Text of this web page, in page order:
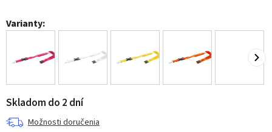
Varianty:
Skladom do 2 dní
Možnosti doručenia